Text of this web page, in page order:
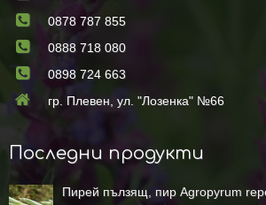
0878 787 855
0888 718 080
0898 724 663
гр. Плевен, ул. "Лозенка" №66
Последни продукти
Пирей пълзящ, пир Agropyrum